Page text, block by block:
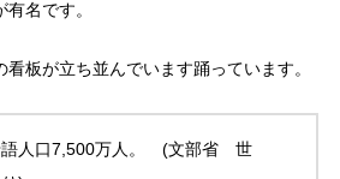
名です。
板が立ち並んでいます踊っています。
語人口7,500万人。 (文部省 世